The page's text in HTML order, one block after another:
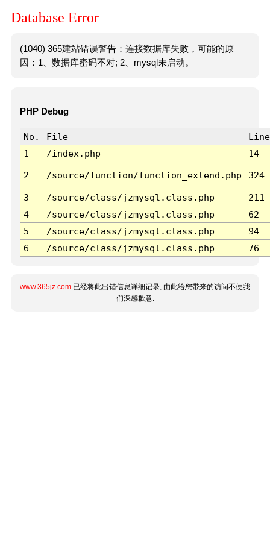
Database Error
(1040) 365建站错误警告：连接数据库失败，可能的原
因：1、数据库密码不对; 2、mysql未启动。
PHP Debug
No. File
Line
1
/index.php 14
2 /source/function/function_extend.php 324
3 /source/class/jzmysql.class.php
211
4
/source/class/jzmysql.class.php
62
5
/source/class/jzmysql.class.php
94
6
/source/class/jzmysql.class.php 76
www.365jz.com 已经将此出错信息详细记录, 由此给您带来的访问不便我
们深感歉意.